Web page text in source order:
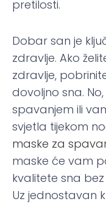
pretilosti.
Dobar san je
zdravlje. Ako
zdravlje,
dovoljno sna.
spavanjem ili
svjetla tijekom
maske za
maske će vam
kvalitete sna
Uz jednostavan